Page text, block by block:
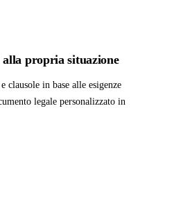
propria situazione
in base alle esigenze
legale personalizzato in